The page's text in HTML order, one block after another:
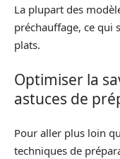
La plupart des
préchauffage, ce qui
plats.
Optimiser la
astuces de
Pour aller plus loin
techniques de